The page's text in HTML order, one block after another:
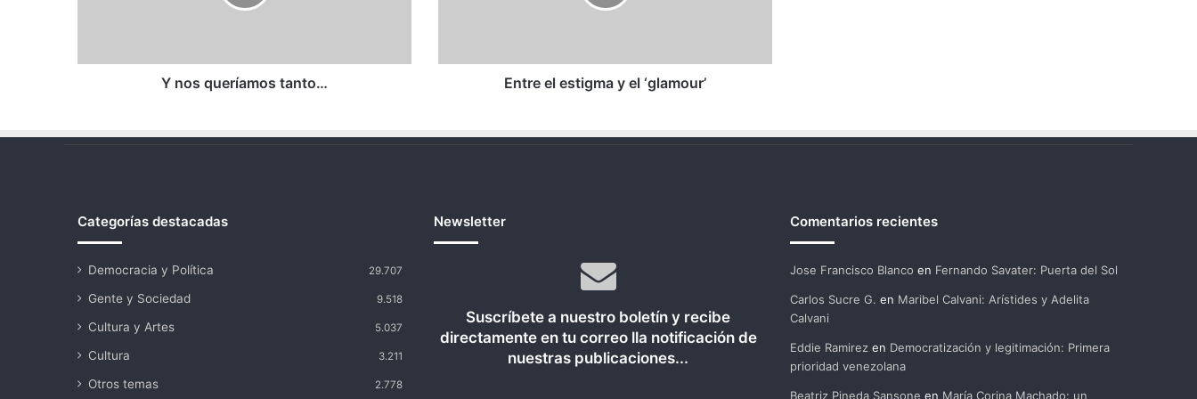
Y nos queríamos tanto… Entre el estigma y el ‘glamour’
Categorías destacadas
Democracia y Política 29.707
Gente y Sociedad 9.518
Cultura y Artes 5.037
Cultura 3.211
Otros temas 2.778
Newsletter
Suscríbete a nuestro boletín y recibe
directamente en tu correo lla notificación de
nuestras publicaciones...
Comentarios recientes
Jose Francisco Blanco en Fernando Savater: Puerta del Sol
Carlos Sucre G. en Maribel Calvani: Arístides y Adelita
Calvani
Eddie Ramirezen Democratización y legitimación: Primera
prioridad venezolana
Beatriz Pineda Sansone en María Corina Machado: un